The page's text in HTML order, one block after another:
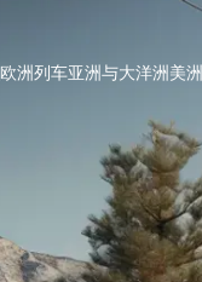
欧洲列车亚洲与大洋洲美洲